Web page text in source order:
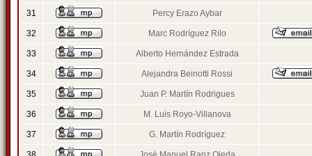
31 Percy Erazo Aybar
32 Marc Rodríguez Rilo
33 Alberto Hernández Estrada
34 Alejandra Beinotti Rossi
35 Juan P. Martín Rodrigues
36 M. Luis Royo-Villanova
37 G. Martín Rodríguez